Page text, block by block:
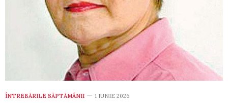
ÎNTREBĂRILE SĂPTĂMÂNII 1 IUNIE 2026